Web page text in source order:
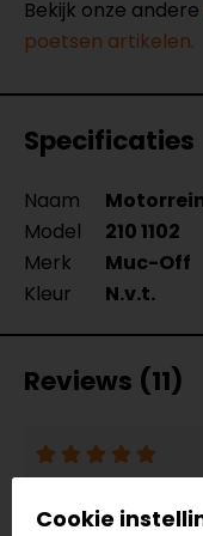
Bekijk onze andere
poetsen artikelen.
Specificaties
Naam
Model
210 1102
Merk
Muc-Off
Kleur
N.v.t.
Reviews (11)
14-06-2026
fijn produckt
Cookie